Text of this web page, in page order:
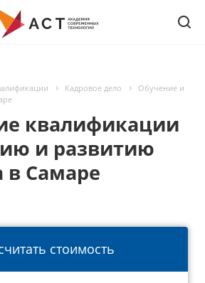
Кадровое дело
Обучение и
квалификации
и развитию
в Самаре
стоимость